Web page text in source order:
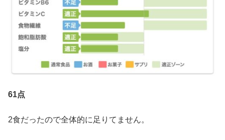
61点
2食だったので全体的に足りてません。